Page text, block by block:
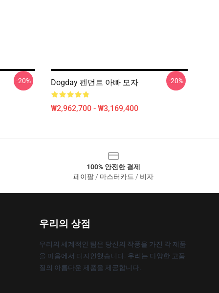
-20% Dogday 펜던트 아빠 모자
₩2,962,700 - ₩3,169,400
-20%
100% 안전한 결제
페이팔 / 마스터카드 / 비자
우리의 상점
우리의 세계적인 팀은 당신의 작풍을 가진 각 제품
을 마음에서 디자인했습니다. 우리는 다양한 고품
질의 아름다운 제품을 제공합니다.